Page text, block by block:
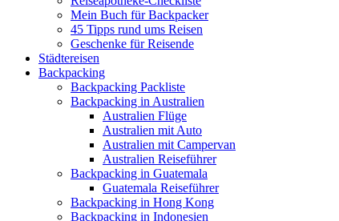
Mein Buch für Backpacker
45 Tipps rund ums Reisen
Geschenke für Reisende
Städtereisen
Backpacking
Backpacking Packliste
Backpacking in Australien
Australien Flüge
Australien mit Auto
Australien mit Campervan
Australien Reiseführer
Backpacking in Guatemala
Guatemala Reiseführer
Backpacking in Hong Kong
Backpacking in Indonesien